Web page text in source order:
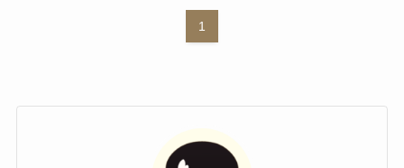
1